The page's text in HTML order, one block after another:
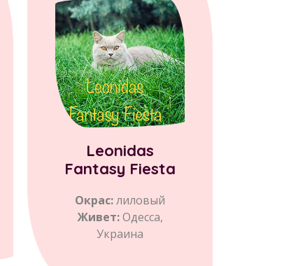
Leonidas
Fantasy Fiesta
Окрас:лиловый
Живет:Одесса,
Украина